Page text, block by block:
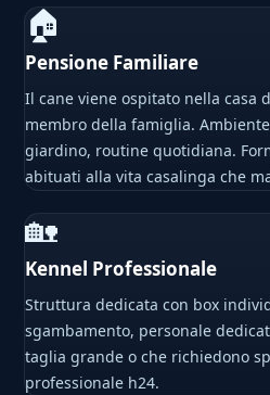
🏠
Pensione Familiare
Il cane viene ospitato nella casa
membro della famiglia.
giardino, routine quotidiana.
abituati alla vita casalinga che
🏡
Kennel Professionale
Struttura dedicata con box
sgambamento, personale
taglia grande o che richiedono
professionale h24.